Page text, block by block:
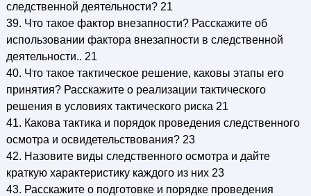
следственной деятельности? 21
39. Что такое фактор внезапности? Расскажите об
использовании фактора внезапности в следственной
деятельности.. 21
40. Что такое тактическое решение, каковы этапы его
принятия? Расскажите о реализации тактического
решения в условиях тактического риска 21
41. Какова тактика и порядок проведения следственного
осмотра и освидетельствования? 23
42. Назовите виды следственного осмотра и дайте
краткую характеристику каждого из них 23
43. Расскажите о подготовке и порядке проведения